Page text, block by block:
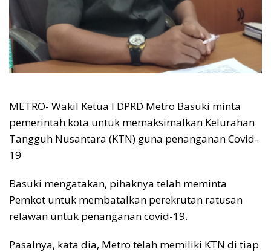
METRO- Wakil Ketua I DPRD Metro Basuki minta
pemerintah kota untuk memaksimalkan Kelurahan
Tangguh Nusantara (KTN) guna penanganan Covid-
19
Basuki mengatakan, pihaknya telah meminta
Pemkot untuk membatalkan perekrutan ratusan
relawan untuk penanganan covid-19.
Pasalnya, kata dia, Metro telah memiliki KTN di tiap